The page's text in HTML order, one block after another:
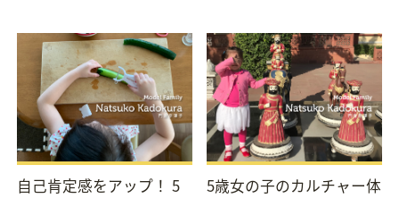
自己肯定感をアップ！ 5
5歳女の子のカルチャー体